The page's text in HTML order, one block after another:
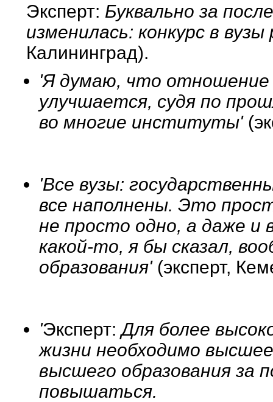
Эксперт: Буквально за
изменилась: конкурс в
Калининград).
'Я думаю, что отношение
улучшается, судя по
во многие институты'
'Все вузы:
все наполнены. Это
не просто одно, а даже и
какой-то, я бы сказал,
образования' (эксперт,
'Эксперт: Для более
жизни необходимо
высшего образования за
повышаться.